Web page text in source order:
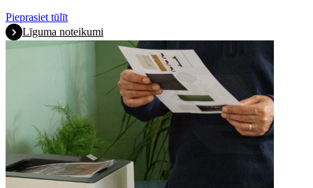
Pieprasiet tūlīt
Līguma noteikumi